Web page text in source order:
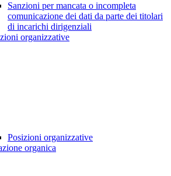
Sanzioni per mancata o incompleta
comunicazione dei dati da parte dei titolari
di incarichi dirigenziali
organizzative
Posizioni organizzative
organica